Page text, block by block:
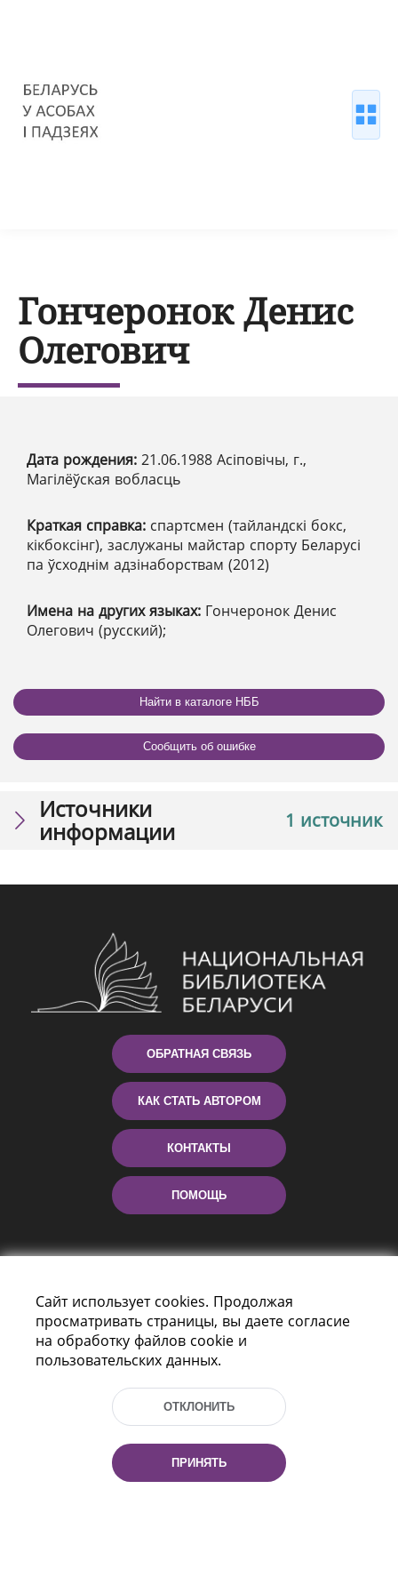
Гончеронок Денис
Олегович
Дата рождения: 21.06.1988 Асіповічы, г.,
Магілёўская вобласць
Краткая справка: спартсмен (тайландскі бокс,
кікбоксінг), заслужаны майстар спорту Беларусі
па ўсходнім адзінаборствам (2012)
Имена на других языках: Гончеронок Денис
Олегович (русский);
Найти в каталоге НББ
Сообщить об ошибке
1 источник
Источники
информации
ОБРАТНАЯ СВЯЗЬ
КАК СТАТЬ АВТОРОМ
КОНТАКТЫ
ПОМОЩЬ
Пр-т Независимости 116
г. Минск, Республика Беларусь, 220114
Тел.: (+375 17) 368 37 37, Факс: (+375 17)
Эл. почта: inbox@nlb.by
Сайт использует cookies. Продолжая
просматривать страницы, вы даете согласие
на обработку файлов cookie и
пользовательских данных.
ОТКЛОНИТЬ
ПРИНЯТЬ